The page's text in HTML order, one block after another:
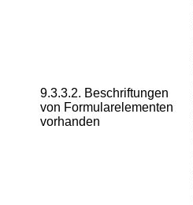
9.3.3.2. Beschriftungen
von Formularelementen
vorhanden